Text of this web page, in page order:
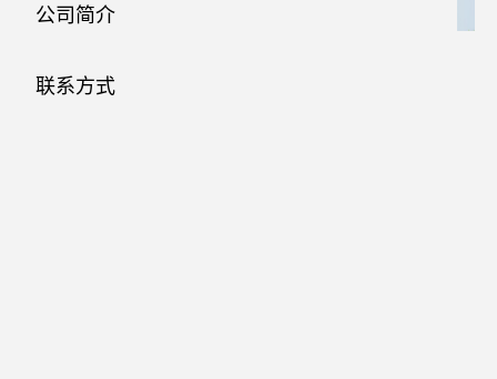
公司简介
联系方式